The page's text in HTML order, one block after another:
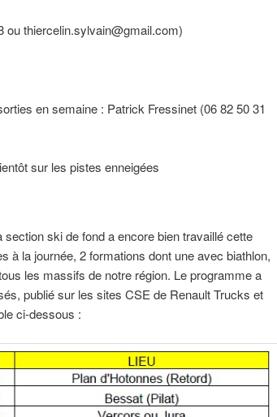
ou thiercelin.sylvain@gmail.com)
en semaine : Patrick Fressinet (06 82 50 31
sur les pistes enneigées
section ski de fond a encore bien travaillé cette
à la journée, 2 formations dont une avec biathlon,
les massifs de notre région. Le programme a
publié sur les sites CSE de Renault Trucks et
ci-dessous :